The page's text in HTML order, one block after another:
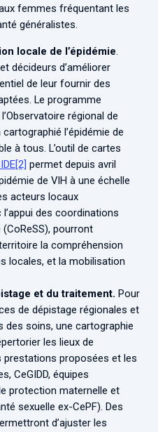
femmes fréquentant les
généralistes.
locale de l’épidémie.
décideurs d’améliorer
de leur fournir des
Le programme
régional de
l’épidémie de
à tous. L’outil de cartes
[2] permet depuis avril
de VIH à une échelle
acteurs locaux
des coordinations
pourront
la compréhension
locales, et la mobilisation
et du traitement. Pour
de dépistage régionales et
des soins, une cartographie
les lieux de
prestations proposées et les
CeGIDD, équipes
protection maternelle et
sexuelle ex-CePF). Des
d’ajuster les